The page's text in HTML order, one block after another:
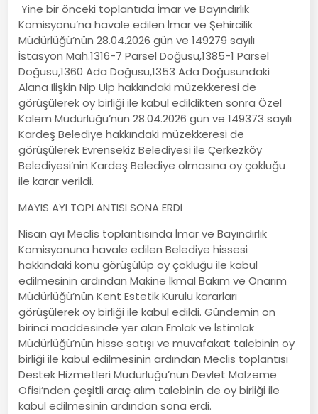
Yine bir önceki toplantıda İmar ve Bayındırlık
Komisyonu’na havale edilen İmar ve Şehircilik
Müdürlüğü’nün 28.04.2026 gün ve 149279 sayılı
İstasyon Mah.1316-7 Parsel Doğusu,1385-1 Parsel
Doğusu,1360 Ada Doğusu,1353 Ada Doğusundaki
Alana İlişkin Nip Uip hakkındaki müzekkeresi de
görüşülerek oy birliği ile kabul edildikten sonra Özel
Kalem Müdürlüğü’nün 28.04.2026 gün ve 149373 sayılı
Kardeş Belediye hakkındaki müzekkeresi de
görüşülerek Evrensekiz Belediyesi ile Çerkezköy
Belediyesi’nin Kardeş Belediye olmasına oy çokluğu
ile karar verildi.
MAYIS AYI TOPLANTISI SONA ERDİ
Nisan ayı Meclis toplantısında İmar ve Bayındırlık
Komisyonuna havale edilen Belediye hissesi
hakkındaki konu görüşülüp oy çokluğu ile kabul
edilmesinin ardından Makine İkmal Bakım ve Onarım
Müdürlüğü’nün Kent Estetik Kurulu kararları
görüşülerek oy birliği ile kabul edildi. Gündemin on
birinci maddesinde yer alan Emlak ve İstimlak
Müdürlüğü’nün hisse satışı ve muvafakat talebinin oy
birliği ile kabul edilmesinin ardından Meclis toplantısı
Destek Hizmetleri Müdürlüğü’nün Devlet Malzeme
Ofisi’nden çeşitli araç alım talebinin de oy birliği ile
kabul edilmesinin ardından sona erdi.